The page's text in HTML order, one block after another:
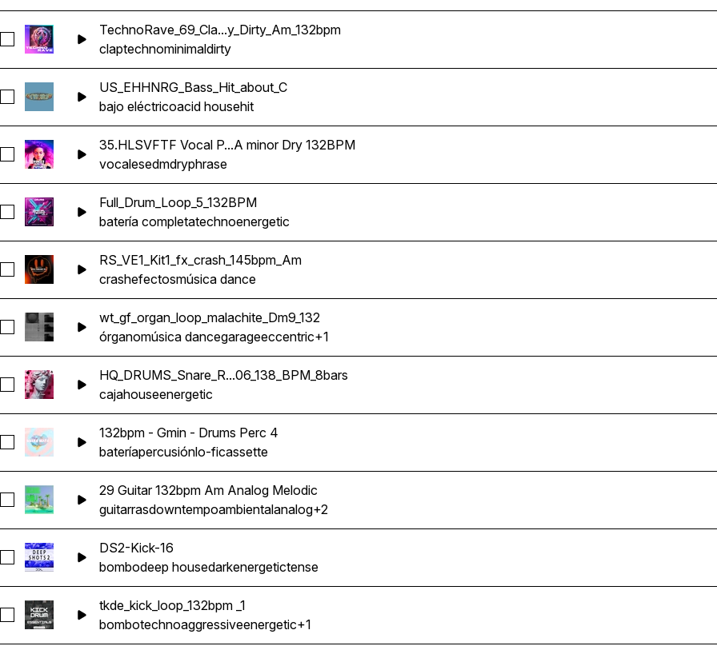
Seleccionar TechnoRave_69_Clap_Crisp_Snappy_Dirty_Am_132bpm
TechnoRave_69_Cla...y_Dirty_Am_132bpm
claptechnominimaldirty
Seleccionar US_EHHNRG_Bass_Hit_about_C
US_EHHNRG_Bass_Hit_about_C
bajo eléctricoacid househit
Seleccionar 35.HLSVFTF Vocal Phrase Generation Key A minor Dry 132BPM
35.HLSVFTF Vocal P...A minor Dry 132BPM
vocalesedmdryphrase
Seleccionar Full_Drum_Loop_5_132BPM
Full_Drum_Loop_5_132BPM
batería completatechnoenergetic
Seleccionar RS_VE1_Kit1_fx_crash_145bpm_Am
RS_VE1_Kit1_fx_crash_145bpm_Am
crashefectosmúsica dance
Seleccionar wt_gf_organ_loop_malachite_Dm9_132
wt_gf_organ_loop_malachite_Dm9_132
órganomúsica dancegarageeccentric+1
Seleccionar HQ_DRUMS_Snare_Roll_Loop_06_138_BPM_8bars
HQ_DRUMS_Snare_R...06_138_BPM_8bars
cajahouseenergetic
Seleccionar 132bpm - Gmin - Drums Perc 4
132bpm - Gmin - Drums Perc 4
bateríapercusiónlo-ficassette
Seleccionar 29 Guitar 132bpm Am Analog Melodic
29 Guitar 132bpm Am Analog Melodic
guitarrasdowntempoambientalanalog+2
Seleccionar DS2-Kick-16
DS2-Kick-16
bombodeep housedarkenergetictense
Seleccionar tkde_kick_loop_132bpm _1
tkde_kick_loop_132bpm _1
bombotechnoaggressiveenergetic+1